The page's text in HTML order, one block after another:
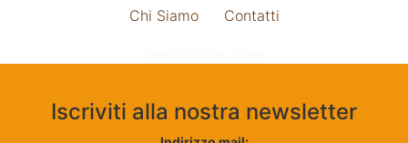
Chi Siamo Contatti
Iscriviti alla nostra newsletter